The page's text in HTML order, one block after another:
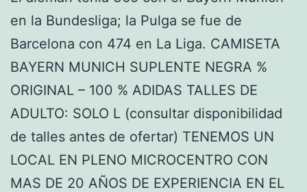
en la Bundesliga; la Pulga se fue de
Barcelona con 474 en La Liga. CAMISETA
BAYERN MUNICH SUPLENTE NEGRA %
ORIGINAL – 100 % ADIDAS TALLES DE
ADULTO: SOLO L (consultar disponibilidad
de talles antes de ofertar) TENEMOS UN
LOCAL EN PLENO MICROCENTRO CON
MAS DE 20 AÑOS DE EXPERIENCIA EN EL